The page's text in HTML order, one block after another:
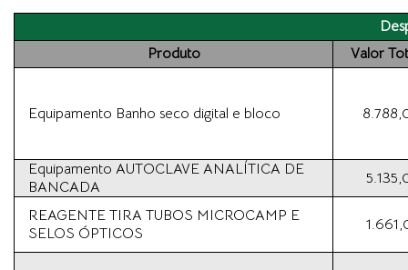
Produto
Valor
Equipamento Banho seco digital e bloco
Equipamento AUTOCLAVE ANALÍTICA DE
BANCADA
REAGENTE TIRA TUBOS MICROCAMP E
SELOS ÓPTICOS